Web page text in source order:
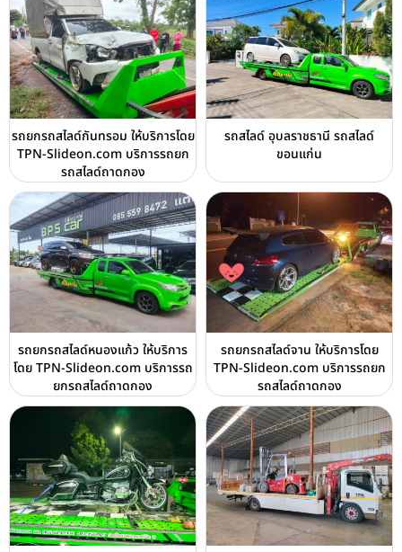
รถยกรถสไลด์กันทรอม ให้บริการโดย
TPN-Slideon.com บริการรถยก
รถสไลด์ถาดกอง
รถสไลด์ อุบลราชธานี รถสไลด์
ขอนแก่น
รถยกรถสไลด์หนองแก้ว ให้บริการ
โดย TPN-Slideon.com บริการรถ
ยกรถสไลด์ถาดกอง
รถยกรถสไลด์จาน ให้บริการโดย
TPN-Slideon.com บริการรถยก
รถสไลด์ถาดกอง